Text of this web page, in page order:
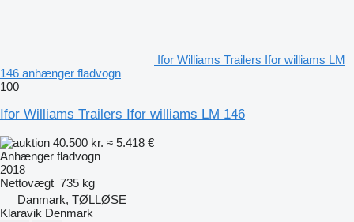
Ifor Williams Trailers Ifor williams LM
146 anhænger fladvogn
100
Ifor Williams Trailers Ifor williams LM 146
40.500 kr. ≈ 5.418 €
Anhænger fladvogn
2018
Nettovægt 735 kg
Danmark, TØLLØSE
Klaravik Denmark